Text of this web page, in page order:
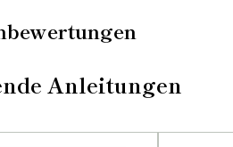
Anleitungen